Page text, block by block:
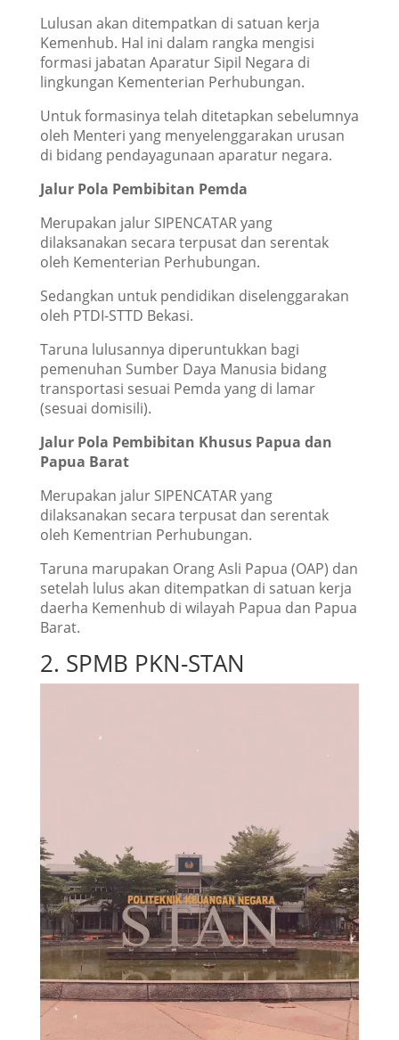
Lulusan akan ditempatkan di satuan kerja
Kemenhub. Hal ini dalam rangka mengisi
formasi jabatan Aparatur Sipil Negara di
lingkungan Kementerian Perhubungan.
Untuk formasinya telah ditetapkan sebelumnya
oleh Menteri yang menyelenggarakan urusan
di bidang pendayagunaan aparatur negara.
Jalur Pola Pembibitan Pemda
Merupakan jalur SIPENCATAR yang
dilaksanakan secara terpusat dan serentak
oleh Kementerian Perhubungan.
Sedangkan untuk pendidikan diselenggarakan
oleh PTDI-STTD Bekasi.
Taruna lulusannya diperuntukkan bagi
pemenuhan Sumber Daya Manusia bidang
transportasi sesuai Pemda yang di lamar
(sesuai domisili).
Jalur Pola Pembibitan Khusus Papua dan
Papua Barat
Merupakan jalur SIPENCATAR yang
dilaksanakan secara terpusat dan serentak
oleh Kementrian Perhubungan.
Taruna marupakan Orang Asli Papua (OAP) dan
setelah lulus akan ditempatkan di satuan kerja
daerha Kemenhub di wilayah Papua dan Papua
Barat.
2. SPMB PKN-STAN